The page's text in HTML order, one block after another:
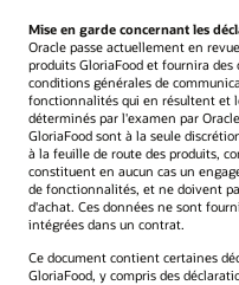
Mise en garde concernant les
Oracle passe actuellement en
produits GloriaFood et fournira
conditions générales de
fonctionnalités qui en résultent et
déterminés par l'examen par
GloriaFood sont à la seule
à la feuille de route des produits,
constituent en aucun cas un
de fonctionnalités, et ne doivent
d'achat. Ces données ne sont
intégrées dans un contrat.
Ce document contient certaines
GloriaFood, y compris des